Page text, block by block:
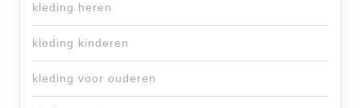
kleding heren
kleding kinderen
kleding voor ouderen